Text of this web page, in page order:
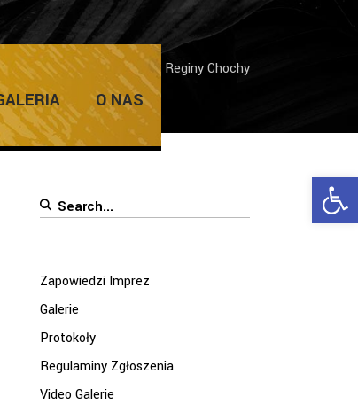
O NAS
wystawy fotograficznej Reginy Chochy
Search
Zapowiedzi Imprez
Galerie
Protokoły
Regulaminy Zgłoszenia
Video Galerie